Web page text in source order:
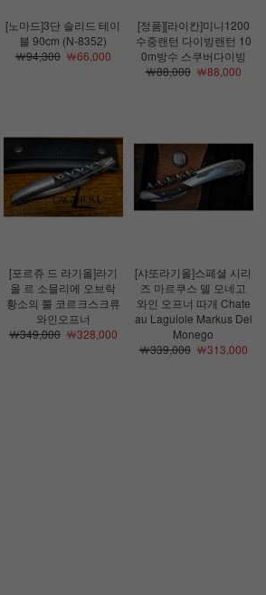
[노마드]3단 솔리드 테이
블 90cm (N-8352)
￦94,300￦66,000
[정품][라이칸]미니1200
수중랜턴 다이빙랜턴 10
0m방수 스쿠버다이빙
￦88,000￦88,000
[포르쥬 드 라기올]라기
올 르 소믈리에 오브락
황소의 뿔 코르크스크류
와인오프너
￦349,000￦328,000
[샤또라기올]스페셜 시리
즈 마르쿠스 델 모네고
와인 오프너 따개 Chate
au Laguiole Markus Del
Monego
￦339,000￦313,000